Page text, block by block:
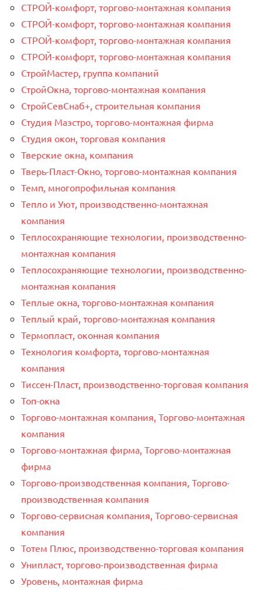
СТРОЙ-комфорт, торгово-монтажная компания
СТРОЙ-комфорт, торгово-монтажная компания
СТРОЙ-комфорт, торгово-монтажная компания
СТРОЙ-комфорт, торгово-монтажная компания
СтройМастер, группа компаний
СтройОкна, торгово-монтажная компания
СтройСевСнаб+, строительная компания
Студия Маэстро, торгово-монтажная фирма
Студия окон, торговая компания
Тверские окна, компания
Тверь-Пласт-Окно, торгово-монтажная компания
Темп, многопрофильная компания
Тепло и Уют, производственно-монтажная
компания
Теплосохраняющие технологии, производственно-
монтажная компания
Теплосохраняющие технологии, производственно-
монтажная компания
Теплые окна, торгово-монтажная компания
Теплый край, торгово-монтажная компания
Термопласт, оконная компания
Технология комфорта, торгово-монтажная
компания
Тиссен-Пласт, производственно-торговая компания
Топ-окна
Торгово-монтажная компания, Торгово-монтажная
компания
Торгово-монтажная фирма, Торгово-монтажная
фирма
Торгово-производственная компания, Торгово-
производственная компания
Торгово-сервисная компания, Торгово-сервисная
компания
Тотем Плюс, производственно-торговая компания
Унипласт, торгово-производственная фирма
Уровень, монтажная фирма